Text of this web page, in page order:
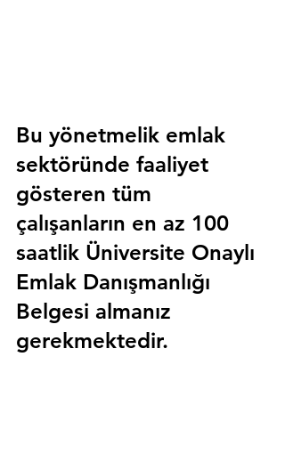
Bu yönetmelik emlak
sektöründe faaliyet
gösteren tüm
çalışanların en az 100
saatlik Üniversite Onaylı
Emlak Danışmanlığı
Belgesi almanız
gerekmektedir.